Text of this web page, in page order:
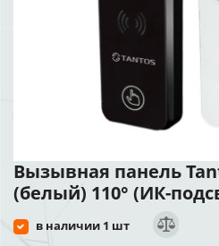
Вызывная панель
(белый) 110° (ИК-
в наличии 1 шт